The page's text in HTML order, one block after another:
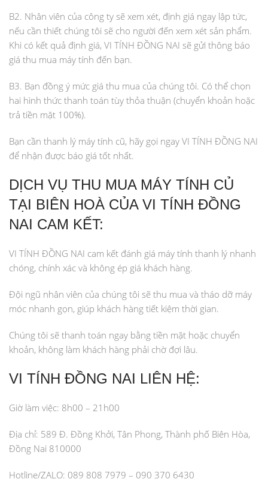
B2. Nhân viên của công ty sẽ xem xét, định giá ngay lập tức,
nếu cần thiết chúng tôi sẽ cho người đến xem xét sản phẩm.
Khi có kết quả định giá, VI TÍNH ĐỒNG NAI sẽ gửi thông báo
giá thu mua máy tính đến bạn.
B3. Bạn đồng ý mức giá thu mua của chúng tôi. Có thể chọn
hai hình thức thanh toán tùy thỏa thuận (chuyển khoản hoặc
trả tiền mặt 100%).
Bạn cần thanh lý máy tính cũ, hãy gọi ngay VI TÍNH ĐỒNG NAI
để nhận được báo giá tốt nhất.
DỊCH VỤ THU MUA MÁY TÍNH CỦ
TẠI BIÊN HOÀ CỦA VI TÍNH ĐỒNG
NAI CAM KẾT:
VI TÍNH ĐỒNG NAI cam kết đánh giá máy tính thanh lý nhanh
chóng, chính xác và không ép giá khách hàng.
Đội ngũ nhân viên của chúng tôi sẽ thu mua và tháo dỡ máy
móc nhanh gọn, giúp khách hàng tiết kiệm thời gian.
Chúng tôi sẽ thanh toán ngay bằng tiền mặt hoặc chuyển
khoản, không làm khách hàng phải chờ đợi lâu.
VI TÍNH ĐỒNG NAI LIÊN HỆ:
Giờ làm việc: 8h00 – 21h00
Địa chỉ: 589 Đ. Đồng Khởi, Tân Phong, Thành phố Biên Hòa,
Đồng Nai 810000
Hotline/ZALO: 089 808 7979 – 090 370 6430